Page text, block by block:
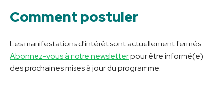
Comment postuler
Les manifestations d'intérêt sont actuellement fermés.
Abonnez-vous à notre newsletterpour être informé(e)
des prochaines mises à jour du programme.